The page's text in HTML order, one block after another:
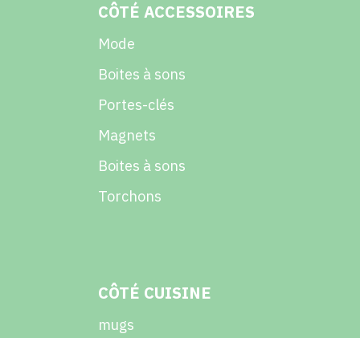
CÔTÉ ACCESSOIRES
Mode
Boites à sons
Portes-clés
Magnets
Boites à sons
Torchons
CÔTÉ CUISINE
mugs